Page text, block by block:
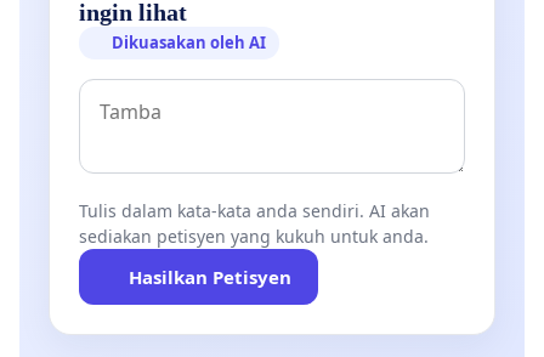
ingin lihat
Dikuasakan oleh AI
Tulis dalam kata-kata anda sendiri. AI akan
sediakan petisyen yang kukuh untuk anda.
Hasilkan Petisyen